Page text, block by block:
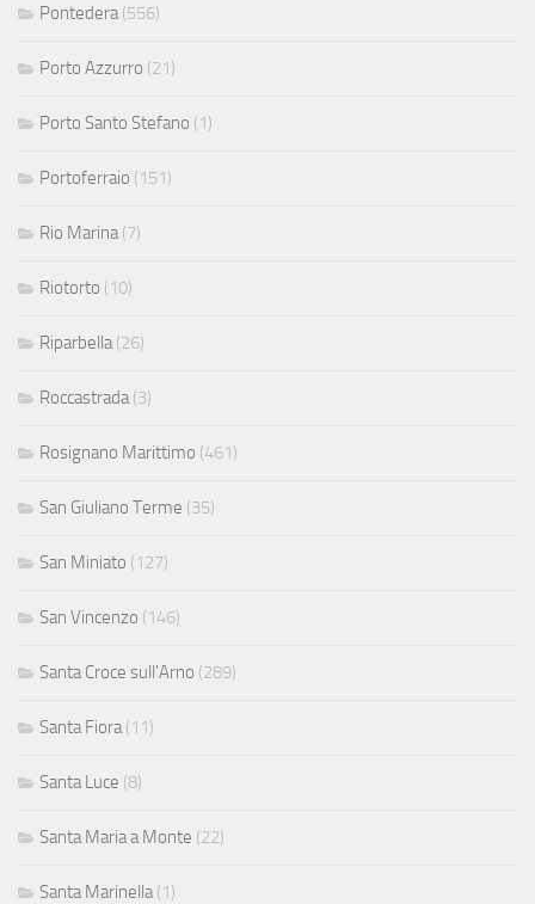
Pontedera (556)
Porto Azzurro (21)
Porto Santo Stefano (1)
Portoferraio (151)
Rio Marina (7)
Riotorto (10)
Riparbella (26)
Roccastrada (3)
Rosignano Marittimo (461)
San Giuliano Terme (35)
San Miniato (127)
San Vincenzo (146)
Santa Croce sull'Arno (289)
Santa Fiora (11)
Santa Luce (8)
Santa Maria a Monte (22)
Santa Marinella (1)